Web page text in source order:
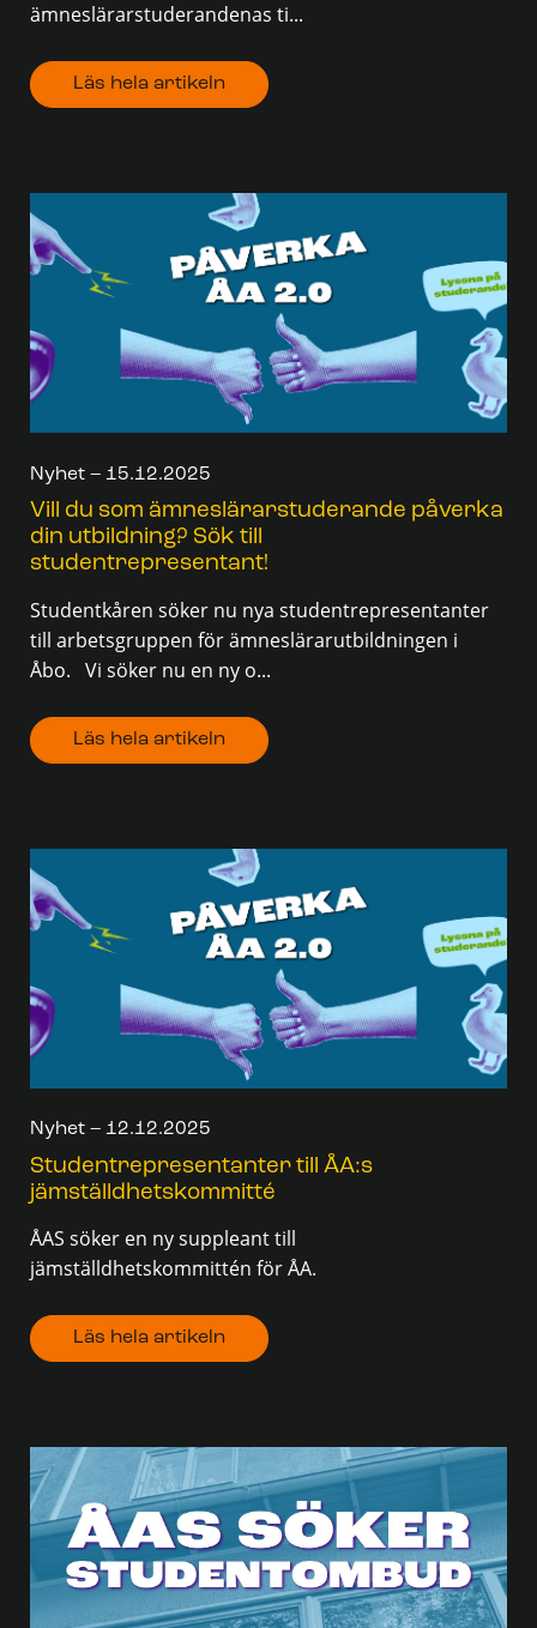
ämneslärarstuderandenas ti...
Läs hela artikeln
Nyhet – 15.12.2025
Vill du som ämneslärarstuderande påverka
din utbildning? Sök till
studentrepresentant!
Studentkåren söker nu nya studentrepresentanter
till arbetsgruppen för ämneslärarutbildningen i
Åbo. Vi söker nu en ny o...
Läs hela artikeln
Nyhet – 12.12.2025
Studentrepresentanter till ÅA:s
jämställdhetskommitté
ÅAS söker en ny suppleant till
jämställdhetskommittén för ÅA.
Läs hela artikeln